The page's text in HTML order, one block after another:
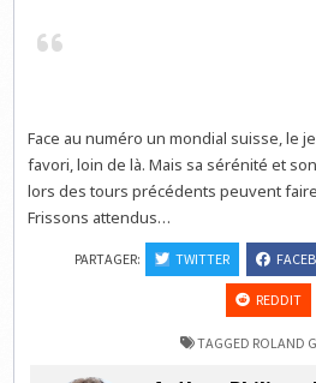
Face au numéro un mondial suisse, le
favori, loin de là. Mais sa sérénité et
lors des tours précédents peuvent
Frissons attendus…
PARTAGER: TWITTER
REDDIT
TAGGED ROLAND